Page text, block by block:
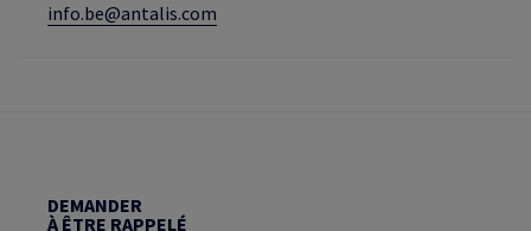
info.be@antalis.com
DEMANDER
À ÊTRE RAPPELÉ